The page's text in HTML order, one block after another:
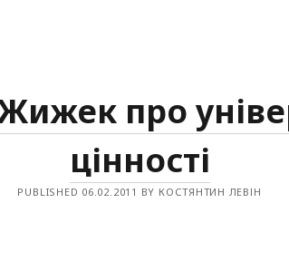
про
цінності
PUBLISHED 06.02.2011 BY КОСТЯНТИН ЛЕВІН